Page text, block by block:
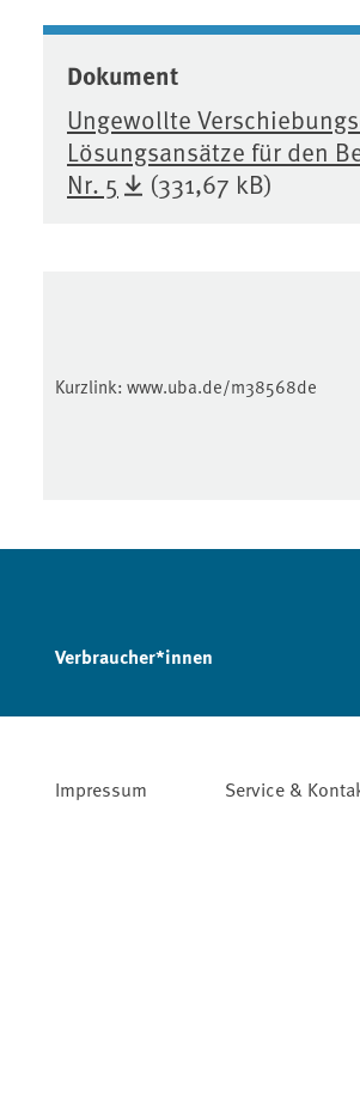
Dokument
Ungewollte
Lösungsansätze für den
Nr. 5
(331,67 kB)
Kurzlink: www.uba.de/m38568de
Verbraucher*innen
Impressum Service &